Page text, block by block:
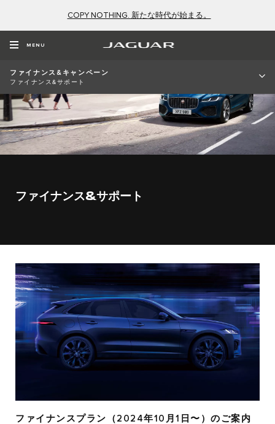
COPY NOTHING. 新たな時代が始まる。
MENU
ファイナンス&キャンペーン
ファイナンス&サポート
ファイナンス&サポート
ファイナンスプラン（2024年10月1日〜）のご案内